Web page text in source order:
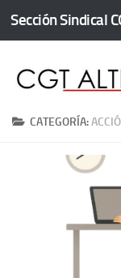
Saltar al
Sección Sindical
CATEGORÍA: